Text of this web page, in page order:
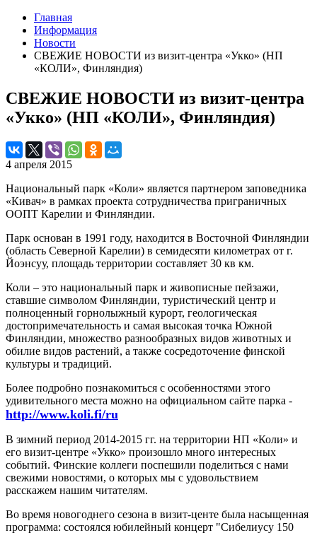
Главная
Информация
Новости
СВЕЖИЕ НОВОСТИ из визит-центра «Укко» (НП
«КОЛИ», Финляндия)
СВЕЖИЕ НОВОСТИ из визит-центра
«Укко» (НП «КОЛИ», Финляндия)
4 апреля 2015
Национальный парк «Коли» является партнером заповедника
«Кивач» в рамках проекта сотрудничества приграничных
ООПТ Карелии и Финляндии.
Парк основан в 1991 году, находится в Восточной Финляндии
(область Северной Карелии) в семидесяти километрах от г.
Йоэнсуу, площадь территории составляет 30 кв км.
Коли – это национальный парк и живописные пейзажи,
ставшие символом Финляндии, туристический центр и
полноценный горнолыжный курорт, геологическая
достопримечательность и самая высокая точка Южной
Финляндии, множество разнообразных видов животных и
обилие видов растений, а также сосредоточение финской
культуры и традиций.
Более подробно познакомиться с особенностями этого
удивительного места можно на официальном сайте парка -
http://www.koli.fi/ru
В зимний период 2014-2015 гг. на территории НП «Коли» и
его визит-центре «Укко» произошло много интересных
событий. Финские коллеги поспешили поделиться с нами
свежими новостями, о которых мы с удовольствием
расскажем нашим читателям.
Во время новогоднего сезона в визит-центе была насыщенная
программа: состоялся юбилейный концерт "Сибелиусу 150